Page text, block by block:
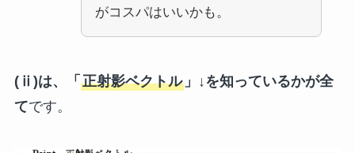
がコスパはいいかも。
(ⅱ)は、「 正射影ベクトル」↓を知っているかが全
てです。